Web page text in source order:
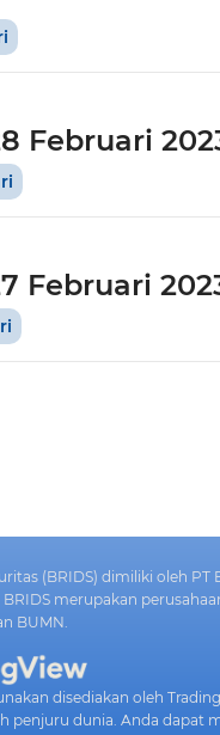
Februari
Februari
(BRIDS) dimiliki oleh
merupakan
BUMN.
disediakan oleh
penjuru dunia. Anda dapat